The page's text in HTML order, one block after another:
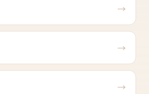
→
→
→